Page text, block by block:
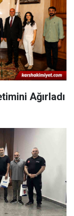
Ağırladı